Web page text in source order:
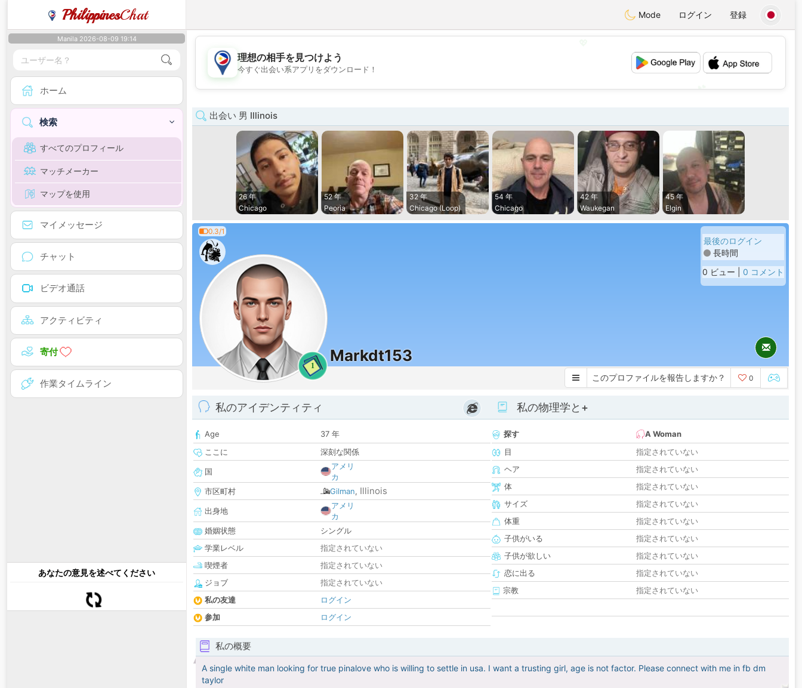
PhilippinesChat Mode ログイン 登録
Manila 2026-08-09 19:14
ホーム
検索
すべてのプロフィール
マッチメーカー
マップを使用
マイメッセージ
チャット
ビデオ通話
アクティビティ
寄付
作業タイムライン
あなたの意見を述べてください
💖
💕
理想の相手を見つけよう
今すぐ出会い系アプリをダウンロード！
出会い 男 Illinois
26 年
Chicago
52 年
Peoria
32 年
Chicago (Loop)
54 年
Chicago
42 年
Waukegan
45 年
Elgin
0.3/1
1
Markdt153
最後のログイン
長時間
0 ビュー | 0 コメント
このプロファイルを報告しますか？ 0
私のアイデンティティ
Age
37 年
ここに
深刻な関係
国
アメリ
カ
市区町村
Gilman, Illinois
出身地
アメリ
カ
婚姻状態
シングル
学業レベル
指定されていない
喫煙者
指定されていない
ジョブ
指定されていない
私の友達
ログイン
参加
ログイン
私の物理学と+
探す
A Woman
目
指定されていない
ヘア
指定されていない
体
指定されていない
サイズ
指定されていない
体重
指定されていない
子供がいる
指定されていない
子供が欲しい
指定されていない
恋に出る
指定されていない
宗教
指定されていない
私の概要
A single white man looking for true pinalove who is willing to settle in usa. I want a trusting girl, age is not factor. Please connect with me in fb dm
taylor